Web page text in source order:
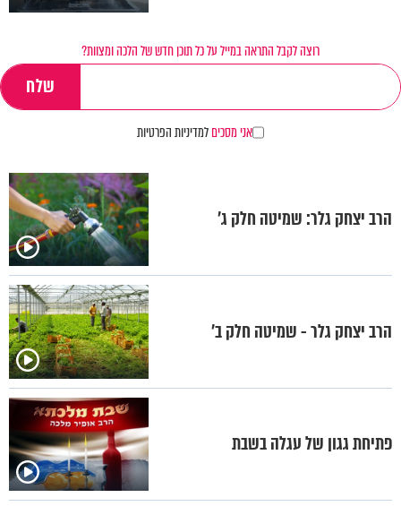
רוצה לקבל התראה במייל על כל תוכן חדש של הלכה ומצוות?
אני מסכיםלמדיניות הפרטיות
הרב יצחק גלר: שמיטה חלק ג'
הרב יצחק גלר - שמיטה חלק ב'
פתיחת גגון של עגלה בשבת